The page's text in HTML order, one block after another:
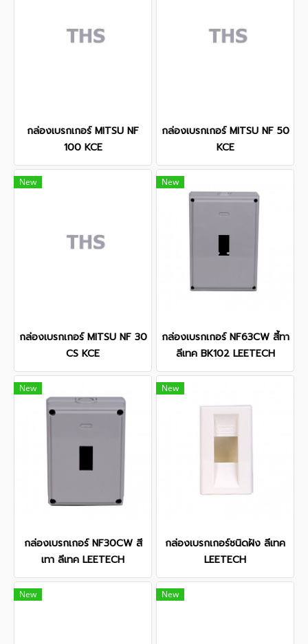
กล่องเบรกเกอร์ MITSU NF
100 KCE
กล่องเบรกเกอร์ MITSU NF 50
KCE
New
กล่องเบรกเกอร์ MITSU NF 30
CS KCE
New
กล่องเบรกเกอร์ NF63CW สี้ทา
ลีเทค BK102 LEETECH
New
กล่องเบรกเกอร์ NF30CW สี
เทา ลีเทค LEETECH
New
กล่องเบรกเกอร์ชนิดฝัง ลีเทค
LEETECH
New New